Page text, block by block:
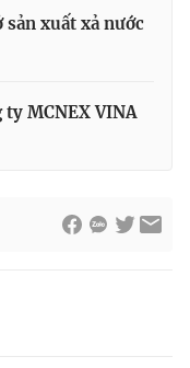
sản xuất xả nước
MCNEX VINA